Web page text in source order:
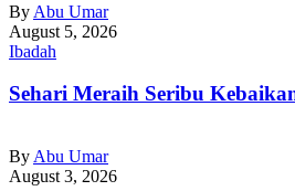
By Abu Umar
August 5, 2026
Ibadah
Sehari Meraih Seribu
By Abu Umar
August 3, 2026